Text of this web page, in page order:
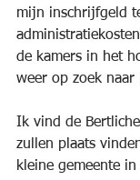
mijn inschrijfgeld
de kamers in het
weer op zoek naar
Ik vind de
zullen plaats
kleine gemeente